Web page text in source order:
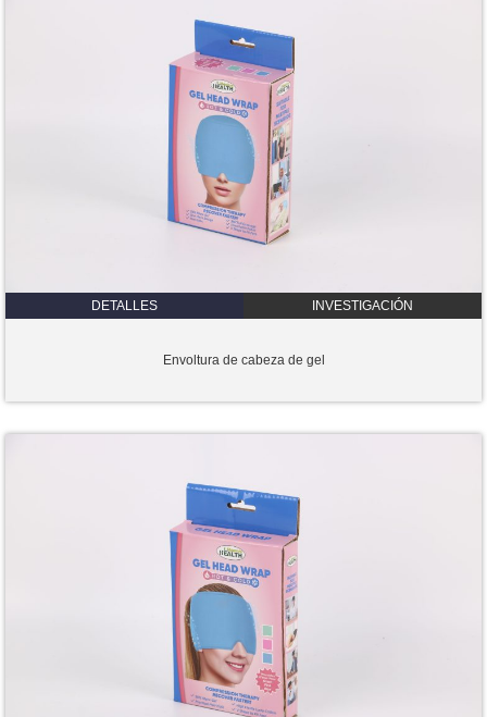
DETALLES INVESTIGACIÓN
Envoltura de cabeza de gel